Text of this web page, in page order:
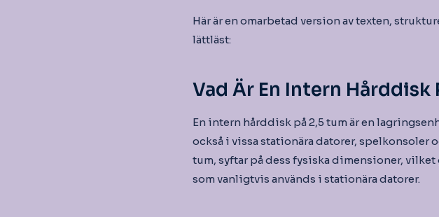
Här är en omarbetad version av texten,
lättläst:
Vad Är En Intern Hårddisk
En intern hårddisk på 2,5 tum är en
också i vissa stationära datorer, spelkonsoler
tum, syftar på dess fysiska dimensioner,
som vanligtvis används i stationära datorer.